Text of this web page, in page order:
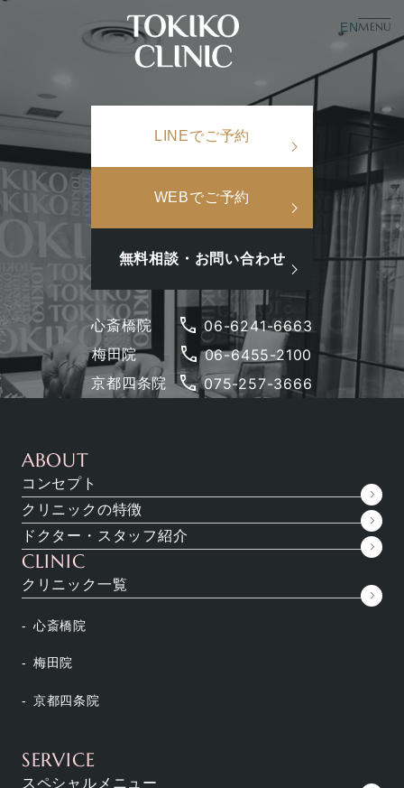
美容皮膚科× 美容内科 ENMENU
LINEでご予約
WEBでご予約
無料相談・お問い合わせ
心斎橋院 phone 06-6241-6663
梅田院 phone 06-6455-2100
京都四条院 phone 075-257-3666
ABOUT
コンセプト
クリニックの特徴
ドクター・スタッフ紹介
CLINIC
クリニック一覧
心斎橋院
梅田院
京都四条院
SERVICE
スペシャルメニュー
検索ワード
索
search
人気ワード
#美肌 #インナーケア
#ホルモン補充
#メンズ肌 #ニキビ跡
閉じる
顔の脂がすごい…皮脂にお悩みの方へ
顔の脂がすごい…皮脂に
お悩みの方へ
2023.01.12 更新日：2026.01.13
ここで紹介する内容はYoutubeで動画でもアップして
画をご覧ください。